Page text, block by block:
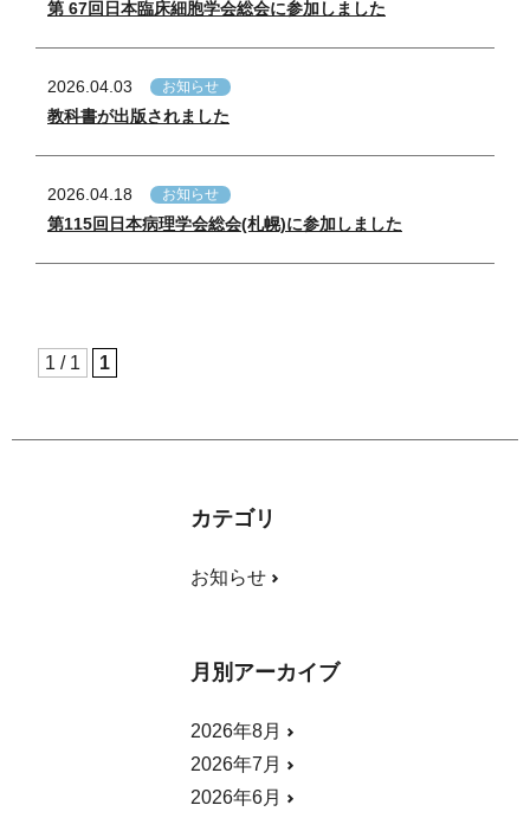
第 67回日本臨床細胞学会総会に参加しました
2026.04.03 お知らせ
教科書が出版されました
2026.04.18 お知らせ
第115回日本病理学会総会(札幌)に参加しました
1 / 1 1
カテゴリ
お知らせ
月別アーカイブ
2026年8月
2026年7月
2026年6月